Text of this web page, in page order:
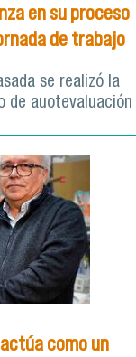
en su proceso
de trabajo
se realizó la
de auotevaluación
como un